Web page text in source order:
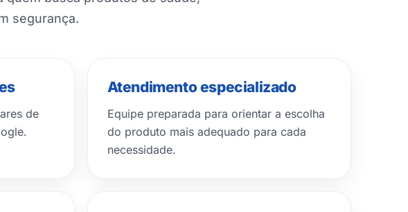
segurança.
de
Atendimento especializado
Equipe preparada para orientar a escolha
do produto mais adequado para cada
necessidade.